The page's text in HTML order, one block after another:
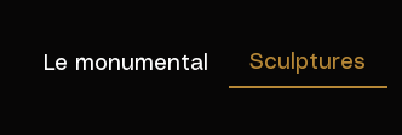
Le monumental Sculptures